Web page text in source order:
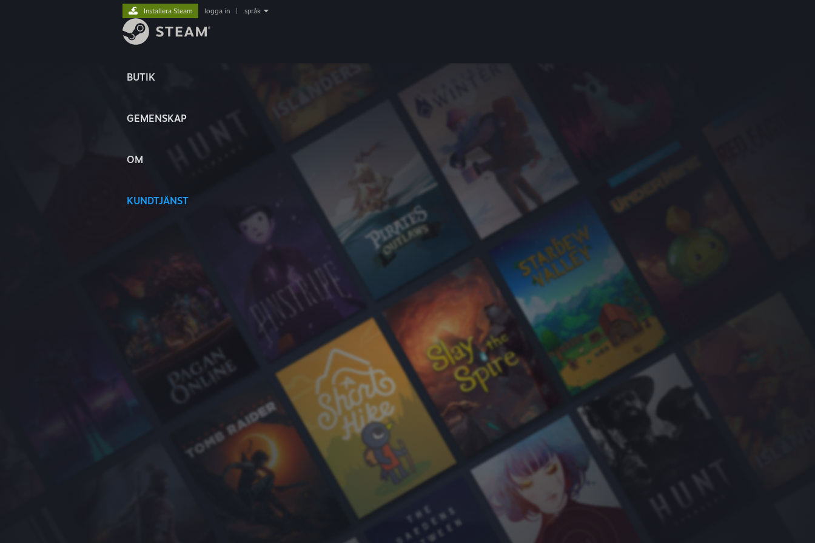
BUTIK
GEMENSKAP
OM
KUNDTJÄNST
Installera Steam logga in språk